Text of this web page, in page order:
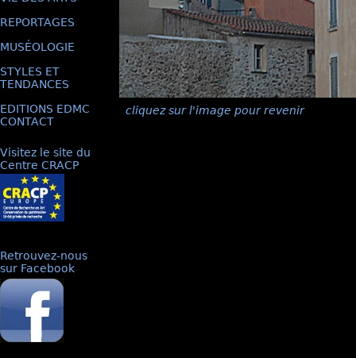
REPORTAGES
MUSÉOLOGIE
STYLES ET
TENDANCES
EDITIONS EDMC
CONTACT
Visitez le site du
Centre CRACP
Retrouvez-nous
sur Facebook
cliquez sur l'image pour revenir